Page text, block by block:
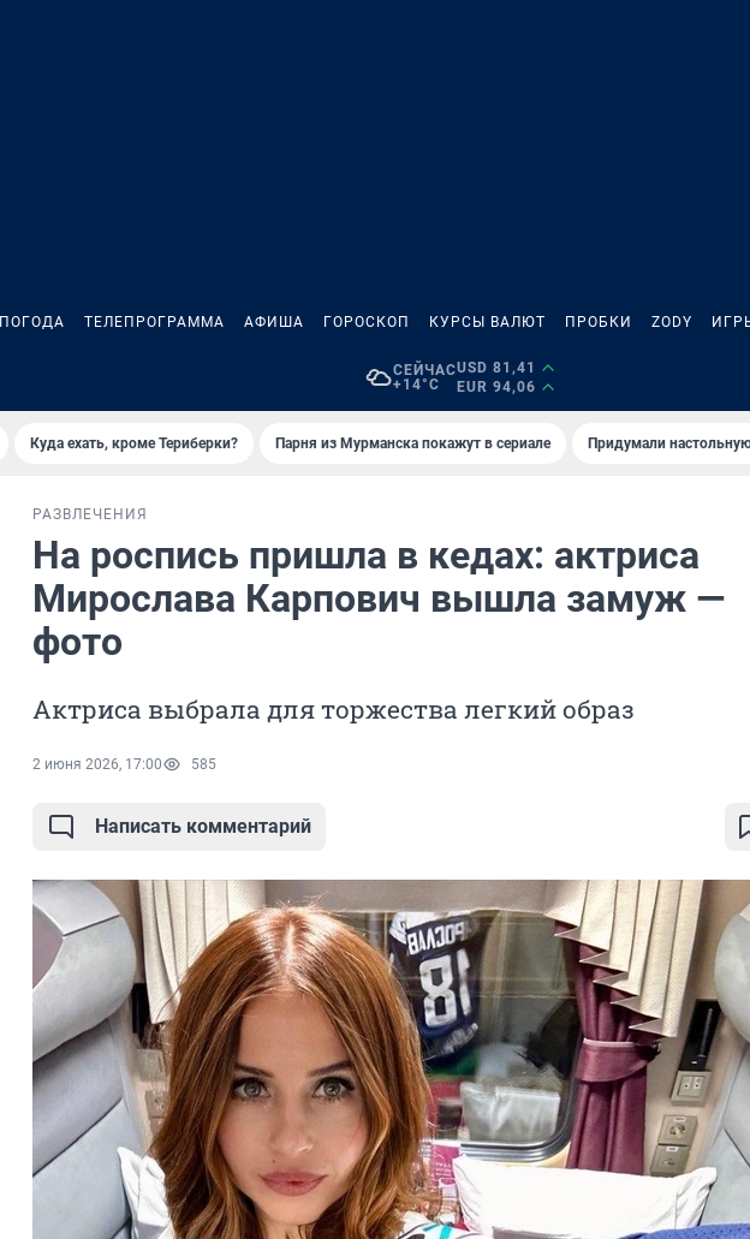
ПОГОДА ТЕЛЕПРОГРАММА АФИША ГОРОСКОП КУРСЫ ВАЛЮТ ПРОБКИ ZODY
СЕЙЧАС
+14°C
USD 81,41
EUR 94,06
Куда ехать, кроме Териберки? Парня из Мурманска покажут в сериале Придумали
РАЗВЛЕЧЕНИЯ
На роспись пришла в кедах: актриса
Мирослава Карпович вышла замуж —
фото
Актриса выбрала для торжества легкий образ
2 июня 2026, 17:00 585
Написать комментарий